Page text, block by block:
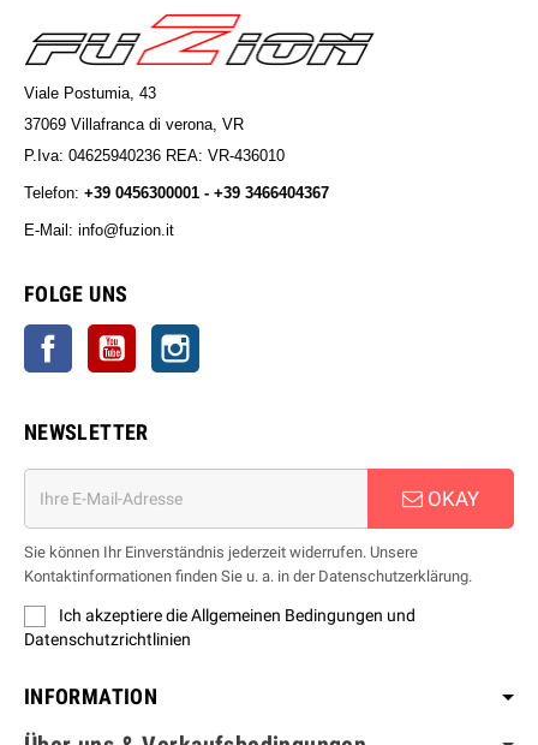
Viale Postumia, 43
37069 Villafranca di verona, VR
P.Iva: 04625940236 REA: VR-436010
Telefon: +39 0456300001 - +39 3466404367
E-Mail: info@fuzion.it
FOLGE UNS
Facebook YouTube
NEWSLETTER
OKAY
Sie können Ihr Einverständnis jederzeit widerrufen. Unsere
Kontaktinformationen finden Sie u. a. in der Datenschutzerklärung.
Ich akzeptiere die Allgemeinen Bedingungen und
Datenschutzrichtlinien
INFORMATION